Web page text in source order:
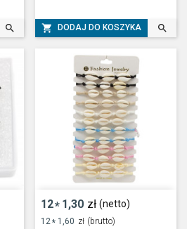
  DODAJ DO KOSZYKA 
12* 1,30 zł (netto)
12 * 1,60 zł (brutto)